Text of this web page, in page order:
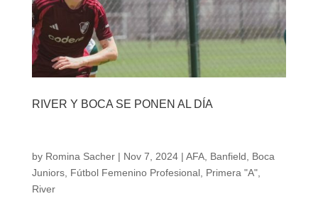
RIVER Y BOCA SE PONEN AL DÍA
by Romina Sacher| Nov 7, 2024| AFA, Banfield
Boca
Juniors, Fútbol Femenino Profesional, Primera "A",
River